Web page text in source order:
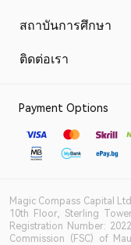
สถาบันการศึกษา
ติดต่อเรา
Payment Options
Magic Compass Capital
10th Floor, Sterling
Registration Number:
Commission (FSC) of